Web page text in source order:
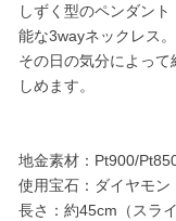
しずく型のペンダン
能な3wayネックレス。
その日の気分によっ
しめます。
地金素材：Pt900/
使用宝石：ダイヤモン
長さ：約45cm（スライ